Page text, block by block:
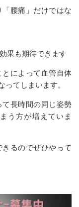
腰痛」だけではな
果も期待できます
によって血管自体
ってしまいます。
長時間の同じ姿勢
う方が増えていま
るのでぜひやって